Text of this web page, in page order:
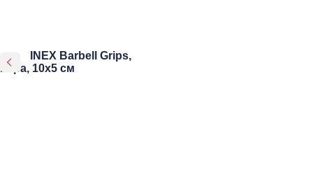
INEX Barbell Grips,
пара, 10x5 см